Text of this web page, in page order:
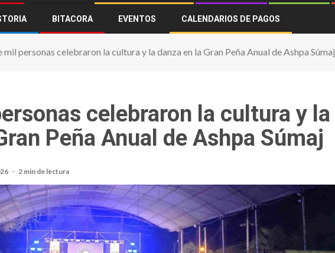
BITACORA EVENTOS CALENDARIOS DE PAGOS
mil personas celebraron la cultura y la danza en la Gran Peña Anual de Ashpa Súmaj
celebraron la cultura y la
Peña Anual de Ashpa Súmaj
2 min de lectura